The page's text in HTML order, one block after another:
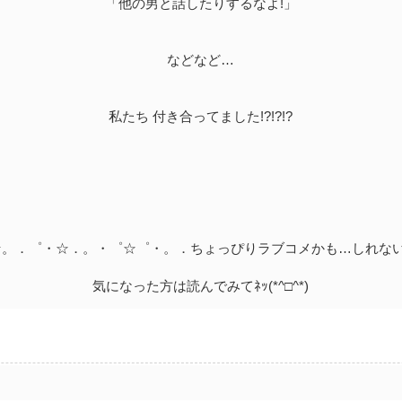
などなど…
私たち 付き合ってました!?!?!?
．゜・☆．。・゜☆゜・。．ちょっぴりラブコメかも…しれな
気になった方は読んでみてﾈｯ(*^□^*)